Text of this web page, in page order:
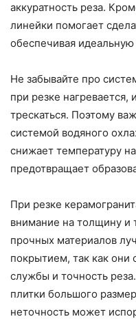
аккуратность реза.
линейки помогает
обеспечивая
Не забывайте про
при резке
трескаться. Поэтому
системой водяного
снижает температуру
предотвращает
При резке
внимание на толщину и
прочных материалов
покрытием, так как они
службы и точность
плитки большого
неточность может